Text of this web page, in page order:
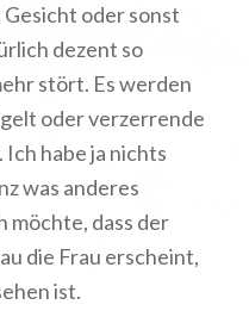
oder sonst
dezent so
stört. Es werden
oder verzerrende
habe ja nichts
was anderes
möchte, dass der
die Frau erscheint,
ist.